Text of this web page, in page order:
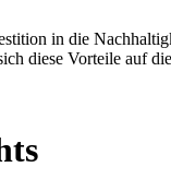
in die
diese Vorteile auf